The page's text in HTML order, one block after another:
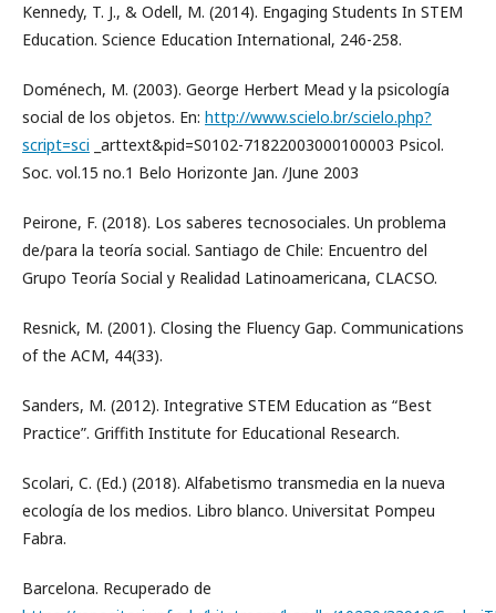
Kennedy, T. J., & Odell, M. (2014). Engaging Students In STEM
Education. Science Education International, 246-258.
Doménech, M. (2003). George Herbert Mead y la psicología
social de los objetos. En: http://www.scielo.br/scielo.php?
script=sci _arttext&pid=S0102-71822003000100003 Psicol.
Soc. vol.15 no.1 Belo Horizonte Jan. /June 2003
Peirone, F. (2018). Los saberes tecnosociales. Un problema
de/para la teoría social. Santiago de Chile: Encuentro del
Grupo Teoría Social y Realidad Latinoamericana, CLACSO.
Resnick, M. (2001). Closing the Fluency Gap. Communications
of the ACM, 44(33).
Sanders, M. (2012). Integrative STEM Education as “Best
Practice”. Griffith Institute for Educational Research.
Scolari, C. (Ed.) (2018). Alfabetismo transmedia en la nueva
ecología de los medios. Libro blanco. Universitat Pompeu
Fabra.
Barcelona. Recuperado de